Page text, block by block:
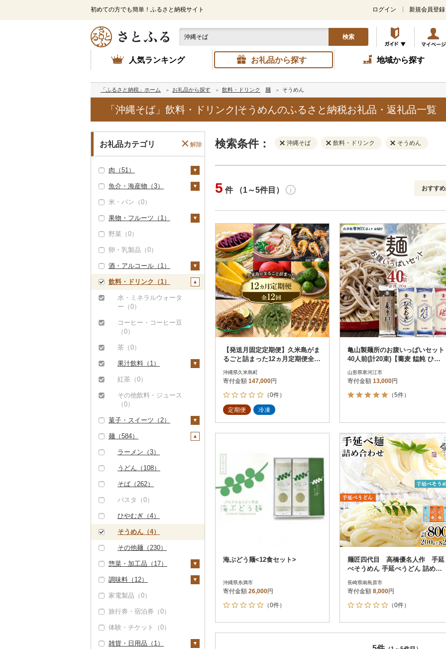
初めての方でも簡単！ふるさと納税サイト ログイン 新規会員登録
検索
人気ランキング お礼品から探す 地域から探す
「ふるさと納税」ホーム お礼品から探す 飲料・ドリンク 麺 そうめん
「沖縄そば」飲料・ドリンク|そうめんのふるさと納税お礼品・返礼品一覧
お礼品カテゴリ 解除
肉（51）
牛肉（精肉）（0）
牛肉（加工品）（0）
豚肉（精肉）（2）
ステーキ（0）
すき焼き（0）
しゃぶしゃぶ（1）
焼肉（0）
アグー豚（0）
（1）
豚肉（加工品）（5
もつ鍋（0）
ハム（0）
ソーセージ・ウインナ
ベーコン・サラミ
（49）
鹿肉（0）
馬肉（0）
羊肉・ラム肉（ジンギ
鴨肉（1）
猪肉（0）
その他肉・加工品
魚介・海産物（3）
カニ（0）
エビ（1）
甘エビ（0）
ボタンエビ（0）
伊勢海老（0）
その他エビ（1）
いくら（0）
うに（0）
明太子・たらこ（1）
明太子（1）
たらこ（0）
その他魚卵（0）
貝（0）
鮮魚（0）
イカ・タコ（0）
海苔・海藻（1）
海苔（0）
わかめ（0）
ひじき（0）
その他海苔・海藻
（1）
干物（0）
その他魚介・加工品
（1）
しらす・ちりめん
（0）
その他魚介・加工品
米・パン（0）
果物・フルーツ（1）
ぶどう・マスカット
りんご（0）
もも（0）
メロン（0）
さくらんぼ（0）
キウイ（0）
柿（カキ）（0）
ドライフルーツ（0）
その他果物（1）
びわ（0）
ブルーベリー（0）
パイナップル（1）
栗（0）
その他果物（0）
野菜（0）
卵・乳製品（0）
酒・アルコール（1）
ビール・発泡酒（1）
ビール（0）
地ビール・クラフトビ
日本酒（0）
梅酒（0）
泡盛（0）
ワイン（0）
ウイスキー（0）
リキュール・洋酒
（0）
甘酒（0）
ノンアルコール（0）
その他酒（0）
飲料・ドリンク（1）
水・ミネラルウォータ
ー（0）
コーヒー・コーヒー豆
（0）
茶（0）
果汁飲料（1）
りんごジュース（0）
みかんジュース（オレ
ンジジュース）（0）
その他果汁飲料（1）
紅茶（0）
その他飲料・ジュース
（0）
菓子・スイーツ（2）
ケーキ（0）
クッキー（0）
焼き菓子（0）
プリン（0）
ゼリー（0）
チョコレート（0）
カステラ（0）
アイス・ジェラート
麺（584）
ラーメン（3）
うどん（108）
そば（262）
パスタ（0）
ひやむぎ（4）
そうめん（4）
その他麺（230）
惣菜・加工品（17）
惣菜（8）
餃子（5）
シュウマイ（0）
コロッケ（0）
その他惣菜（3）
カレー・シチュー
調味料（12）
砂糖（0）
塩（0）
醤油（1）
味噌（0）
家電製品（0）
旅行券・宿泊券（0）
体験・チケット（0）
雑貨・日用品（1）
検索条件： 沖縄そば 飲料・ドリンク そうめん
円
決済方法 解除
PayPay
クレジットカード決済
Amazon Pay
楽天ペイ
メルペイ
コンビニ支払い
ソフトバンクまとめて支払い
d払い
金融機関(Pay-easy決済)
解除
発送種別 解除
通常
冷蔵便
冷凍便
結果を見る（
5 件 （1～5件目） おすす
新着順
レビュー
レビュー
寄付金額
寄付金額
【発送月固定定期便】久米島がま
るごと詰まった12ヵ月定期便全12
回
沖縄県久米島町
寄付金額 147,000円
（0件）
定期便 冷凍
亀山製麺所のお腹いっぱいセット
40人前(計20束)【蕎麦 饂飩 ひや
むぎ 素麺】 011-F33
山形県寒河江市
寄付金額 13,000円
（5件）
海ぶどう麺<12食セット>
沖縄県糸満市
寄付金額 26,000円
（0件）
麺匠四代目 高橋優名人作 手延
べそうめん 手延べうどん 詰め合
長崎県南島原市
寄付金額 8,000円
（0件）